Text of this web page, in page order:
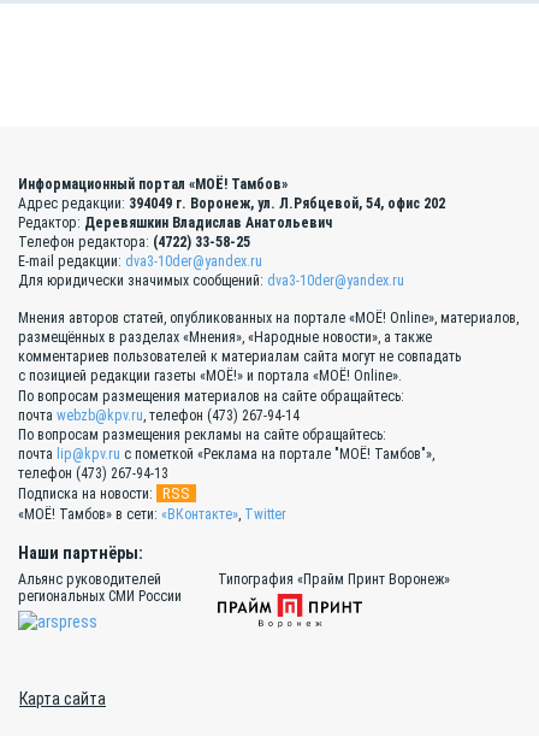
Информационный портал «МОЁ! Тамбов»
Адрес редакции: 394049 г. Воронеж, ул. Л.Рябцевой, 54, офис 202
Редактор: Деревяшкин Владислав Анатольевич
Телефон редактора: (4722) 33-58-25
E-mail редакции: dva3-10der@yandex.ru
Для юридически значимых сообщений: dva3-10der@yandex.ru
Мнения авторов статей, опубликованных на портале «МОЁ! Online», материалов,
размещённых в разделах «Мнения», «Народные новости», а также
комментариев пользователей к материалам сайта могут не совпадать
с позицией редакции газеты «МОЁ!» и портала «МОЁ! Online».
По вопросам размещения материалов на сайте обращайтесь:
почта webzb@kpv.ru, телефон (473) 267-94-14
По вопросам размещения рекламы на сайте обращайтесь:
почта lip@kpv.ru с пометкой «Реклама на портале "МОЁ! Тамбов"»,
телефон (473) 267-94-13
Подписка на новости:
RSS
«МОЁ! Тамбов» в сети: «ВКонтакте», Twitter
Наши партнёры:
Альянс руководителей
региональных СМИ России
Типография «Прайм Принт Воронеж»
Карта сайта